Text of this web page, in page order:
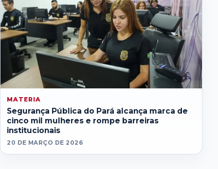
MATERIA
Segurança Pública do Pará alcança marca de
cinco mil mulheres e rompe barreiras
institucionais
20 DE MARÇO DE 2026